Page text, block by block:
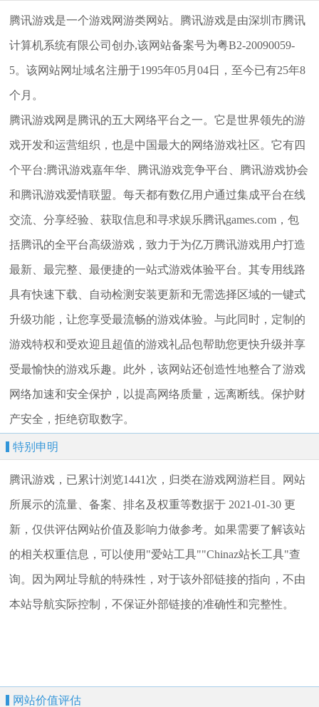
腾讯游戏是一个游戏网游类网站。腾讯游戏是由深圳市腾讯
计算机系统有限公司创办,该网站备案号为粤B2-20090059-
5。该网站网址域名注册于1995年05月04日，至今已有25年8
个月。
腾讯游戏网是腾讯的五大网络平台之一。它是世界领先的游
戏开发和运营组织，也是中国最大的网络游戏社区。它有四
个平台:腾讯游戏嘉年华、腾讯游戏竞争平台、腾讯游戏协会
和腾讯游戏爱情联盟。每天都有数亿用户通过集成平台在线
交流、分享经验、获取信息和寻求娱乐腾讯games.com，包
括腾讯的全平台高级游戏，致力于为亿万腾讯游戏用户打造
最新、最完整、最便捷的一站式游戏体验平台。其专用线路
具有快速下载、自动检测安装更新和无需选择区域的一键式
升级功能，让您享受最流畅的游戏体验。与此同时，定制的
游戏特权和受欢迎且超值的游戏礼品包帮助您更快升级并享
受最愉快的游戏乐趣。此外，该网站还创造性地整合了游戏
网络加速和安全保护，以提高网络质量，远离断线。保护财
产安全，拒绝窃取数字。
特别申明
腾讯游戏，已累计浏览1441次，归类在游戏网游栏目。网站
所展示的流量、备案、排名及权重等数据于 2021-01-30 更
新，仅供评估网站价值及影响力做参考。如果需要了解该站
的相关权重信息，可以使用"爱站工具""Chinaz站长工具"查
询。因为网址导航的特殊性，对于该外部链接的指向，不由
本站导航实际控制，不保证外部链接的准确性和完整性。
网站价值评估